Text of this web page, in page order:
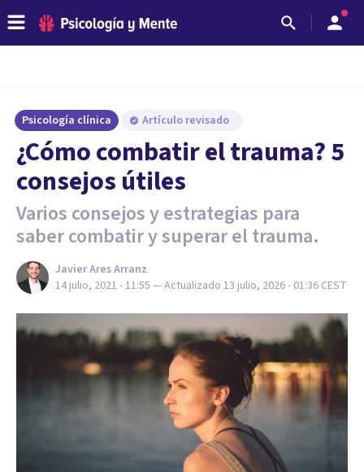
Psicología clínica Artículo revisado
¿Cómo combatir el trauma? 5
consejos útiles
Varios consejos y estrategias para
saber combatir y superar el trauma.
Javier Ares Arranz
14 julio, 2021 - 11:55 — Actualizado 13 julio, 2026 - 01:36 CEST